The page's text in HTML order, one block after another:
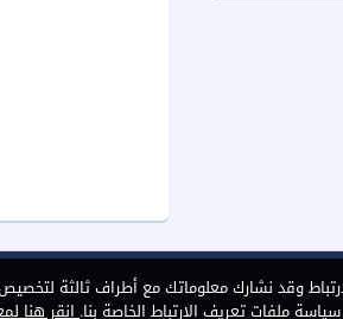
وقد نشارك معلوماتك مع أطراف ثالثة
ملفات تعريف الارتباط الخاصة بنا.انقر هنا